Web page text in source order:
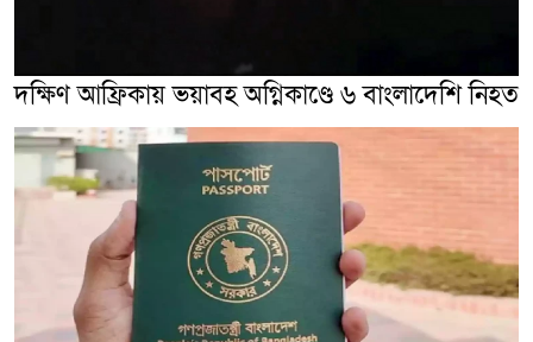
দক্ষিণ আফ্রিকায় ভয়াবহ অগ্নিকাণ্ডে ৬ বাংলাদেশি নিহত